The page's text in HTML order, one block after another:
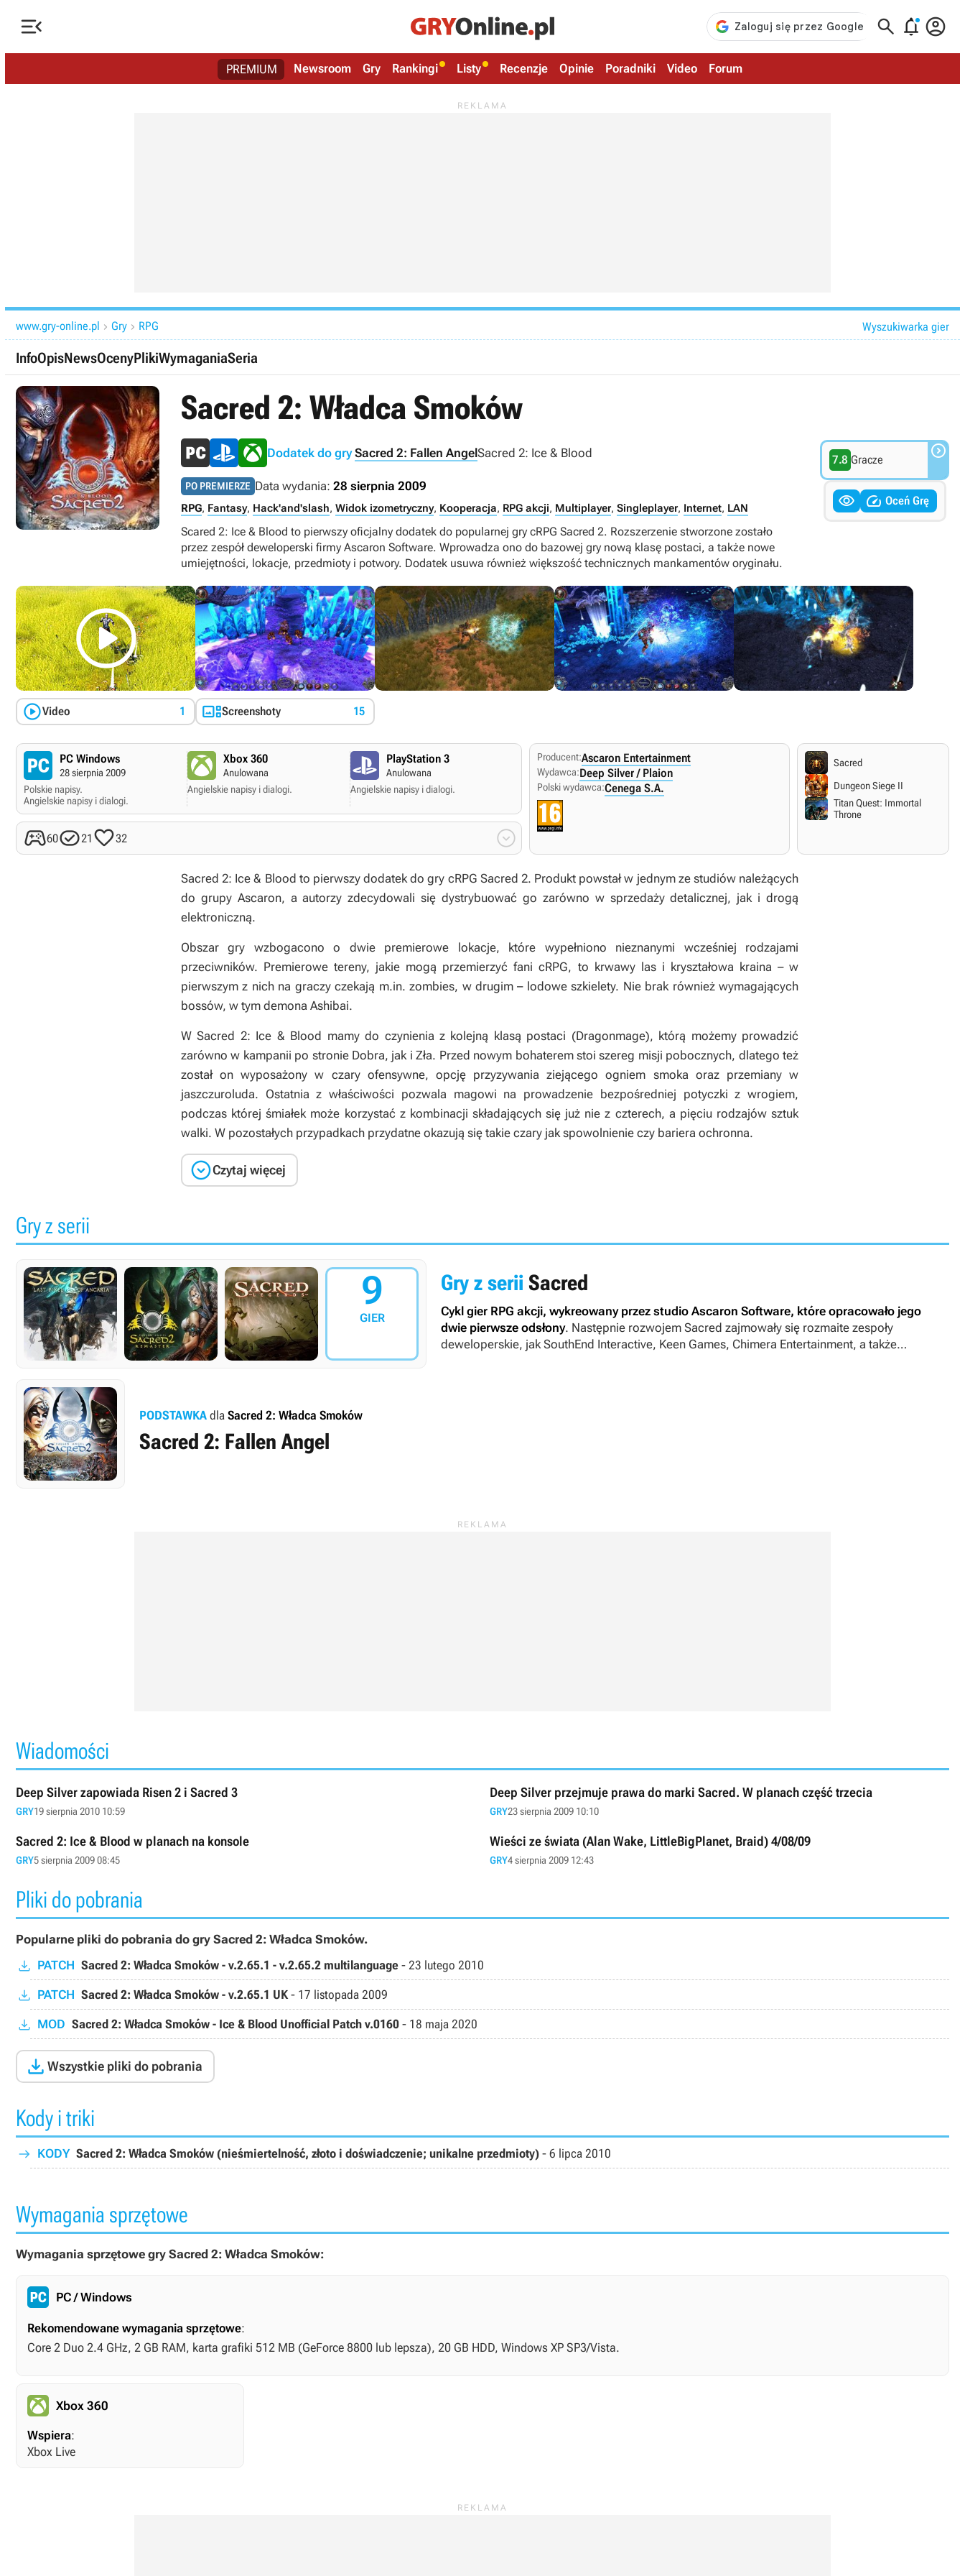
   
PREMIUM Newsroom Gry Rankingi Listy Recenzje Opinie Poradniki Video Forum
www.gry-online.pl  Gry  RPG Wyszukiwarka gier
InfoOpisNewsOcenyPlikiWymaganiaSeria
Sacred 2: Władca Smoków
Dodatek do gry Sacred 2: Fallen AngelSacred 2: Ice & Blood
PO PREMIERZE Data wydania: 28 sierpnia 2009
RPG, Fantasy, Hack'and'slash, Widok izometryczny, Kooperacja, RPG akcji, Multiplayer, Singleplayer, Internet, LAN
Scared 2: Ice & Blood to pierwszy oficjalny dodatek do popularnej gry cRPG Sacred 2. Rozszerzenie stworzone zostało
przez zespół deweloperski firmy Ascaron Software. Wprowadza ono do bazowej gry nową klasę postaci, a także nowe
umiejętności, lokacje, przedmioty i potwory. Dodatek usuwa również większość technicznych mankamentów oryginału.
7.8 Gracze 
  Oceń Grę

Video 1 Screenshoty 15
PC Windows
28 sierpnia 2009
Polskie napisy.
Angielskie napisy i dialogi.
Xbox 360
Anulowana
Angielskie napisy i dialogi.
PlayStation 3
Anulowana
Angielskie napisy i dialogi.
6021 32 
Producent:Ascaron Entertainment
Wydawca:Deep Silver / Plaion
Polski wydawca:Cenega S.A.
Sacred
Dungeon Siege II
Titan Quest: Immortal
Throne
Sacred 2: Ice & Blood to pierwszy dodatek do gry cRPG Sacred 2. Produkt powstał w jednym ze studiów należących
do grupy Ascaron, a autorzy zdecydowali się dystrybuować go zarówno w sprzedaży detalicznej, jak i drogą
elektroniczną.
Obszar gry wzbogacono o dwie premierowe lokacje, które wypełniono nieznanymi wcześniej rodzajami
przeciwników. Premierowe tereny, jakie mogą przemierzyć fani cRPG, to krwawy las i kryształowa kraina – w
pierwszym z nich na graczy czekają m.in. zombies, w drugim – lodowe szkielety. Nie brak również wymagających
bossów, w tym demona Ashibai.
WSacred 2: Ice & Blood mamy do czynienia z kolejną klasą postaci (Dragonmage), którą możemy prowadzić
zarówno w kampanii po stronie Dobra, jak i Zła. Przed nowym bohaterem stoi szereg misji pobocznych, dlatego też
został on wyposażony w czary ofensywne, opcję przyzywania ziejącego ogniem smoka oraz przemiany w
jaszczuroluda. Ostatnia z właściwości pozwala magowi na prowadzenie bezpośredniej potyczki z wrogiem,
podczas której śmiałek może korzystać z kombinacji składających się już nie z czterech, a pięciu rodzajów sztuk
walki. W pozostałych przypadkach przydatne okazują się takie czary jak spowolnienie czy bariera ochronna.
Czytaj więcej
Gry z serii
9
GIER
Gry z serii Sacred
Cykl gier RPG akcji, wykreowany przez studio Ascaron Software, które opracowało jego
dwie pierwsze odsłony. Następnie rozwojem Sacred zajmowały się rozmaite zespoły
deweloperskie, jak SouthEnd Interactive, Keen Games, Chimera Entertainment, a także
PODSTAWKA dla Sacred 2: Władca Smoków
Sacred 2: Fallen Angel
Wiadomości
Deep Silver zapowiada Risen 2 i Sacred 3
GRY19 sierpnia 2010 10:59
Deep Silver przejmuje prawa do marki Sacred. W planach część trzecia
GRY23 sierpnia 2009 10:10
Sacred 2: Ice & Blood w planach na konsole
GRY5 sierpnia 2009 08:45
Wieści ze świata (Alan Wake, LittleBigPlanet, Braid) 4/08/09
GRY4 sierpnia 2009 12:43
Pliki do pobrania
Popularne pliki do pobrania do gry Sacred 2: Władca Smoków.
PATCH Sacred 2: Władca Smoków - v.2.65.1 - v.2.65.2 multilanguage - 23 lutego 2010
PATCH Sacred 2: Władca Smoków - v.2.65.1 UK- 17 listopada 2009
MOD Sacred 2: Władca Smoków - Ice & Blood Unofficial Patch v.0160 - 18 maja 2020
 Wszystkie pliki do pobrania
Kody i triki
KODY Sacred 2: Władca Smoków (nieśmiertelność, złoto i doświadczenie; unikalne przedmioty) - 6 lipca 2010
Wymagania sprzętowe
Wymagania sprzętowe gry Sacred 2: Władca Smoków:
PC / Windows
Rekomendowane wymagania sprzętowe:
Core 2 Duo 2.4 GHz, 2 GB RAM, karta grafiki 512 MB (GeForce 8800 lub lepsza), 20 GB HDD, Windows XP SP3/Vista.
Xbox 360
Wspiera:
Xbox Live